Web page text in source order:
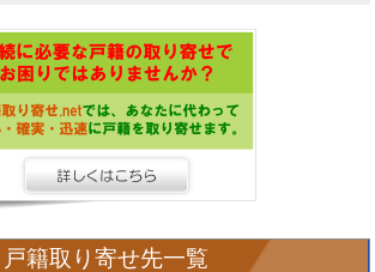
戸籍取り寄せ先一覧